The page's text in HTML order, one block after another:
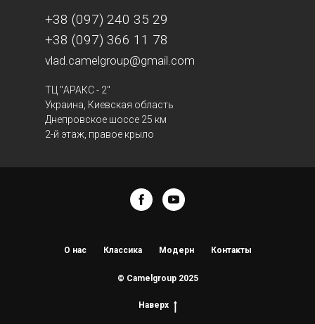
+38 (097) 240 35 29
+38 (097) 366 11 78
vlad.camelgroup@gmail.com
ТЦ "АРАКС - 2"
Украина, Киевская область
Днепровское шоссе 25 км
2-й этаж, правое крыло
О нас Классика Модерн Контакты
© Camelgroup 2025
Наверх